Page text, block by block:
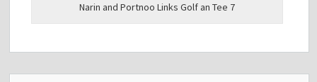
Narin and Portnoo Links Golf an Tee 7